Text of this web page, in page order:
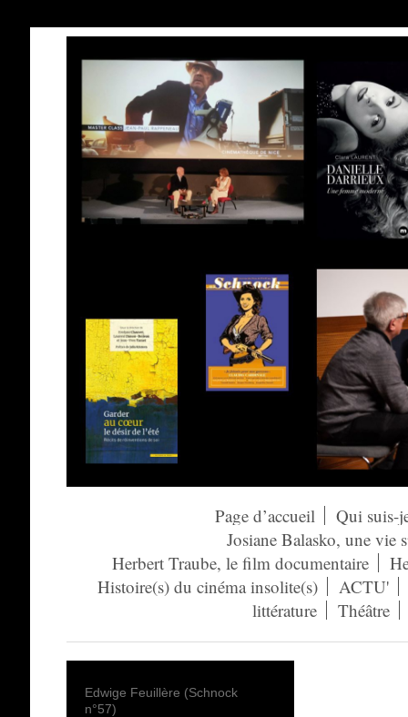
Page d’accueil
Qui suis-
Josiane Balasko, une vie
Herbert Traube, le film documentaire
Histoire(s) du cinéma insolite(s)
ACTU'
littérature
Théâtre
Edwige Feuillère (Schnock
n°57)